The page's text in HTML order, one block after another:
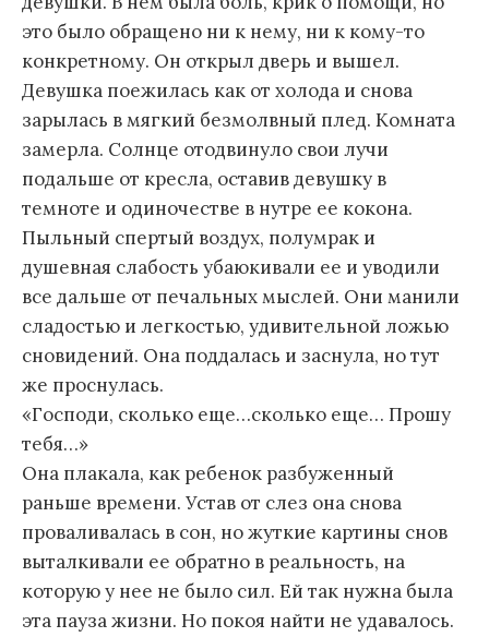
это было обращено ни к нему, ни к кому-то
конкретному. Он открыл дверь и вышел.
Девушка поежилась как от холода и снова
зарылась в мягкий безмолвный плед. Комната
замерла. Солнце отодвинуло свои лучи
подальше от кресла, оставив девушку в
темноте и одиночестве в нутре ее кокона.
Пыльный спертый воздух, полумрак и
душевная слабость убаюкивали ее и уводили
все дальше от печальных мыслей. Они манили
сладостью и легкостью, удивительной ложью
сновидений. Она поддалась и заснула, но тут
же проснулась.
«Господи, сколько еще…сколько еще… Прошу
тебя…»
Она плакала, как ребенок разбуженный
раньше времени. Устав от слез она снова
проваливалась в сон, но жуткие картины снов
выталкивали ее обратно в реальность, на
которую у нее не было сил. Ей так нужна была
эта пауза жизни. Но покоя найти не удавалось.